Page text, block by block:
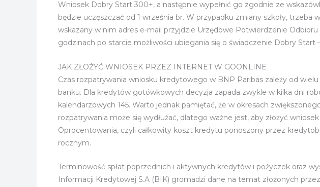
Wniosek Dobry Start 300+, a następnie wypełnić go zgodnie ze
będzie uczęszczać od 1 września br. W przypadku zmiany szkoły, trzeba
wskazany w nim adres e-mail przyjdzie Urzędowe Potwierdzenie
godzinach po starcie możliwości ubiegania się o świadczenie Dobry Start
JAK ZŁOŻYĆ WNIOSEK PRZEZ INTERNET W GOONLINE
Czas rozpatrywania wniosku kredytowego w BNP Paribas zależy od
banku. Dla kredytów gotówkowych decyzja zapada zwykle w kilka dni
kalendarzowych 145. Warto jednak pamiętać, że w okresach
rozpatrywania może się wydłużać, dlatego ważne jest, aby złożyć
Oprocentowania, czyli całkowity koszt kredytu ponoszony przez
rocznym.
Terminowość spłat poprzednich i aktywnych kredytów i pożyczek oraz
Informacji Kredytowej S.A (BIK) gromadzi dane na temat złożonych